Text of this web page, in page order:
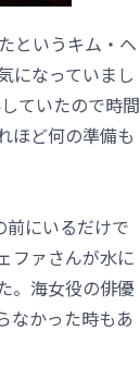
というキム・ヘ
になっていまし
ていたので時間
ほど何の準備も
前にいるだけで
ファさんが水に
。海女役の俳優
なかった時もあ